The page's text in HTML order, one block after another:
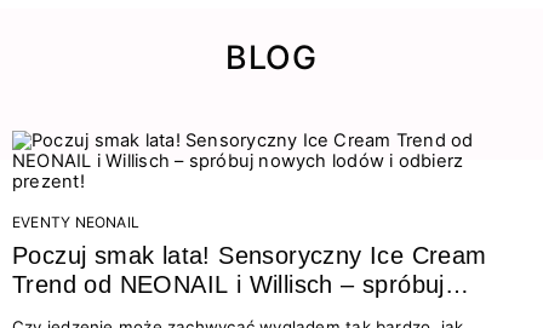
BLOG
EVENTY NEONAIL
Poczuj smak lata! Sensoryczny Ice Cream
Trend od NEONAIL i Willisch – spróbuj
nowych lodów i odbierz prezent!